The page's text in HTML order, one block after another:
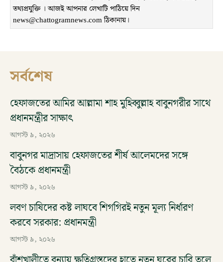
তথ্যপ্রযুক্তি । আজই আপনার লেখাটি পাঠিয়ে দিন
news@chattogramnews.com ঠিকানায়।
সর্বশেষ
হেফাজতের আমির আল্লামা শাহ মুহিব্বুল্লাহ বাবুনগরীর সাথে
প্রধানমন্ত্রীর সাক্ষাৎ
আগস্ট ৯, ২০২৬
বাবুনগর মাদ্রাসায় হেফাজতের শীর্ষ আলেমদের সঙ্গে
বৈঠকে প্রধানমন্ত্রী
আগস্ট ৯, ২০২৬
লবণ চাষিদের কষ্ট লাঘবে শিগগিরই নতুন মূল্য নির্ধারণ
করবে সরকার: প্রধানমন্ত্রী
আগস্ট ৯, ২০২৬